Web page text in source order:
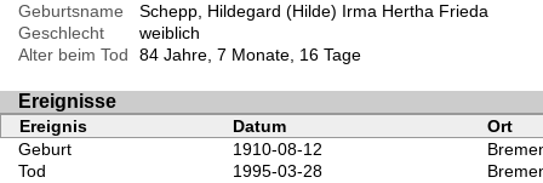
Geburtsname
Schepp, Hildegard (Hilde) Irma Hertha Frieda
Geschlecht
weiblich
Alter beim Tod
84 Jahre, 7 Monate, 16 Tage
Ereignisse
Ereignis Datum Ort
Geburt
1910-08-12
Tod
1995-03-28